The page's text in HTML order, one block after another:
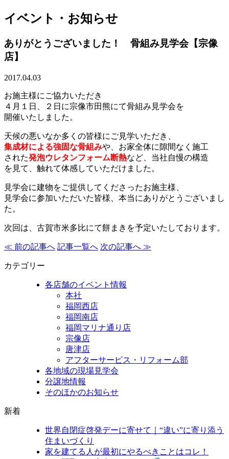
イベント・お知らせ
ありがとうございました！ 骨組み見学会【宗像
店】
2017.04.03
お施主様にご協力いただき
４月１日、２日に宗像市田熊にて骨組み見学会を
開催いたしました。
天候の悪いなか多くの皆様にご見学いただき、
集成材による強固な骨組みや、お家全体に隙間なく施工
された発泡ウレタンフォーム断熱など、当社自慢の構造
を見て、触れて体感していただけました。
見学会に建物をご提供してくださったお施主様、
見学会に参加いただいた皆様、本当にありがとうございまし
た。
次回は、古賀市米多比にて餅まきを予定いたしております。
≪ 前の記事へ 記事一覧へ 次の記事へ ≫
カテゴリー
各店舗のイベント情報
本社
福岡西店
福岡南店
福岡マリナ通り店
宗像店
唐津店
アフターサービス・リフォーム部
各地域の現場見学会
分譲地情報
そのほかのお知らせ
新着
世界自閉症啓発デーに寄せて｜“違い”に寄り添う
住まいづくり
家を建てる人が最初にやるべきことはコレ！